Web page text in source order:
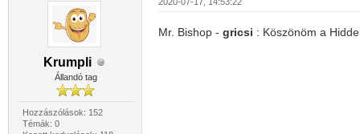
Krumpli
Állandó tag
Hozzászólások: 152
Témák: 0
Mr. Bishop - gricsi : Köszönöm a